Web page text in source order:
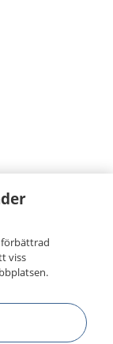
förbättrad
viss